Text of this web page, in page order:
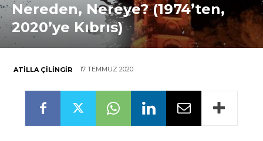
Nereden, Nereye? (1974’ten,
2020’ye Kıbrıs)
ATILLA ÇILINGIR 17 TEMMUZ 2020